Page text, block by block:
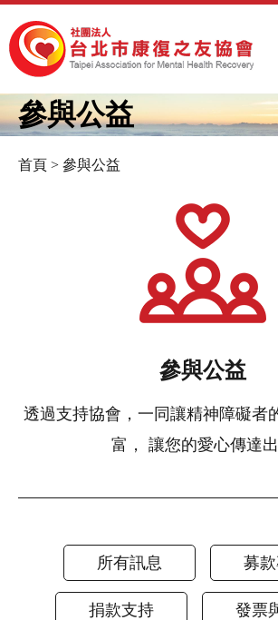
參與公益
您
首頁 > 參與公益
參與公益
透過支持協會，一同讓精神障礙者
富， 讓您的愛心傳達
所有訊息 募
捐款支持 發票